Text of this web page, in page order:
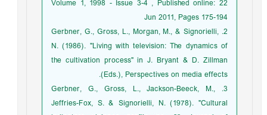
Volume 1, 1998 - Issue 3-4 , Published online: 22
Jun 2011, Pages 175-194
2. Gerbner, G., Gross, L., Morgan, M., & Signorielli,
N. (1986). "Living with television: The dynamics of
the cultivation process" in J. Bryant & D. Zillman
(Eds.), Perspectives on media effects.
3. Gerbner, G., Gross, L., Jackson-Beeck, M.,
Jeffries-Fox, S. & Signorielli, N. (1978). "Cultural